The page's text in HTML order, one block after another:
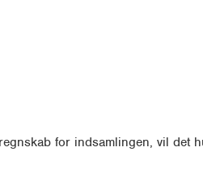
for indsamlingen, vil det